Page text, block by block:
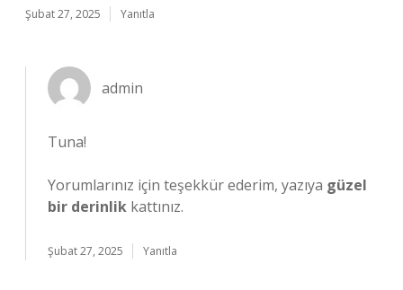
Şubat 27, 2025 Yanıtla
admin
Tuna!
Yorumlarınız için teşekkür ederim, yazıya güzel
bir derinlik kattınız.
Şubat 27, 2025 Yanıtla